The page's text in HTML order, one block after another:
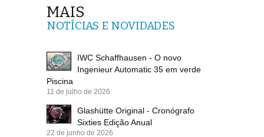
MAIS
NOTÍCIAS E NOVIDADES
IWC Schaffhausen - O novo
Ingenieur Automatic 35 em verde
Piscina
11 de julho de 2026
Glashütte Original - Cronógrafo
Sixties Edição Anual
22 de junho de 2026